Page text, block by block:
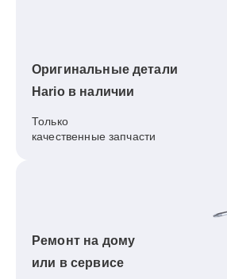
Оригинальные детали
Hario в наличии
Только
качественные запчасти
Ремонт на дому
или в сервисе